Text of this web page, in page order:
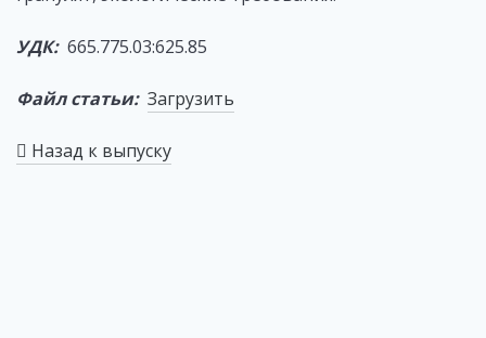
УДК:665.775.03:625.85
Файл статьи: Загрузить
Назад к выпуску